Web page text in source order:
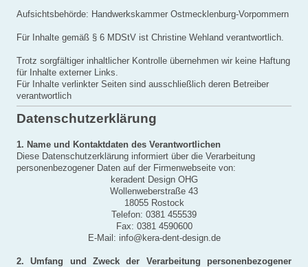
Aufsichtsbehörde: Handwerkskammer Ostmecklenburg-Vorpommern
Für Inhalte gemäß § 6 MDStV ist Christine Wehland verantwortlich.
Trotz sorgfältiger inhaltlicher Kontrolle übernehmen wir keine Haftung
für Inhalte externer Links.
Für Inhalte verlinkter Seiten sind ausschließlich deren Betreiber
verantwortlich
Datenschutzerklärung
1. Name und Kontaktdaten des Verantwortlichen
Diese Datenschutzerklärung informiert über die Verarbeitung
personenbezogener Daten auf der Firmenwebseite von:
keradent Design OHG
Wollenweberstraße 43
18055 Rostock
Telefon: 0381 455539
Fax: 0381 4590600
E-Mail: info@kera-dent-design.de
2. Umfang und Zweck der Verarbeitung personenbezogener